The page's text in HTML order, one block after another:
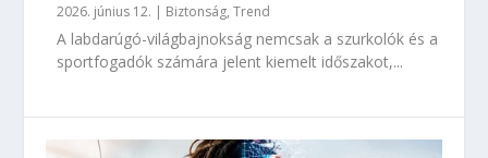
2026. június 12. | Biztonság,Trend
A labdarúgó-világbajnokság nemcsak a szurkolók és a
sportfogadók számára jelent kiemelt időszakot,...